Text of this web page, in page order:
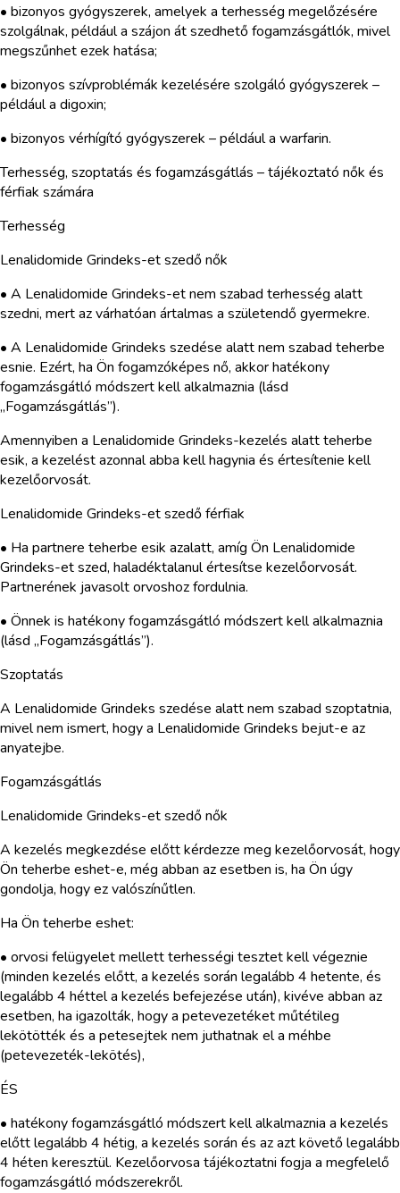
• bizonyos gyógyszerek, amelyek a terhesség megelőzésére
szolgálnak, például a szájon át szedhető fogamzásgátlók, mivel
megszűnhet ezek hatása;
• bizonyos szívproblémák kezelésére szolgáló gyógyszerek –
például a digoxin;
• bizonyos vérhígító gyógyszerek – például a warfarin.
Terhesség, szoptatás és fogamzásgátlás – tájékoztató nők és
férfiak számára
Terhesség
Lenalidomide Grindeks-et szedő nők
• A Lenalidomide Grindeks-et nem szabad terhesség alatt
szedni, mert az várhatóan ártalmas a születendő gyermekre.
• A Lenalidomide Grindeks szedése alatt nem szabad teherbe
esnie. Ezért, ha Ön fogamzóképes nő, akkor hatékony
fogamzásgátló módszert kell alkalmaznia (lásd
„Fogamzásgátlás”).
Amennyiben a Lenalidomide Grindeks-kezelés alatt teherbe
esik, a kezelést azonnal abba kell hagynia és értesítenie kell
kezelőorvosát.
Lenalidomide Grindeks-et szedő férfiak
• Ha partnere teherbe esik azalatt, amíg Ön Lenalidomide
Grindeks-et szed, haladéktalanul értesítse kezelőorvosát.
Partnerének javasolt orvoshoz fordulnia.
• Önnek is hatékony fogamzásgátló módszert kell alkalmaznia
(lásd „Fogamzásgátlás”).
Szoptatás
A Lenalidomide Grindeks szedése alatt nem szabad szoptatnia,
mivel nem ismert, hogy a Lenalidomide Grindeks bejut-e az
anyatejbe.
Fogamzásgátlás
Lenalidomide Grindeks-et szedő nők
A kezelés megkezdése előtt kérdezze meg kezelőorvosát, hogy
Ön teherbe eshet-e, még abban az esetben is, ha Ön úgy
gondolja, hogy ez valószínűtlen.
Ha Ön teherbe eshet:
• orvosi felügyelet mellett terhességi tesztet kell végeznie
(minden kezelés előtt, a kezelés során legalább 4 hetente, és
legalább 4 héttel a kezelés befejezése után), kivéve abban az
esetben, ha igazolták, hogy a petevezetéket műtétileg
lekötötték és a petesejtek nem juthatnak el a méhbe
(petevezeték-lekötés),
ÉS
• hatékony fogamzásgátló módszert kell alkalmaznia a kezelés
előtt legalább 4 hétig, a kezelés során és az azt követő legalább
4 héten keresztül. Kezelőorvosa tájékoztatni fogja a megfelelő
fogamzásgátló módszerekről.